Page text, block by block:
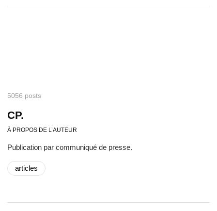
5056 posts
CP.
À PROPOS DE L’AUTEUR
Publication par communiqué de presse.
articles